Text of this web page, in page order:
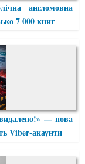
англомовна
7 000 книг
— нова
Viber-акаунти